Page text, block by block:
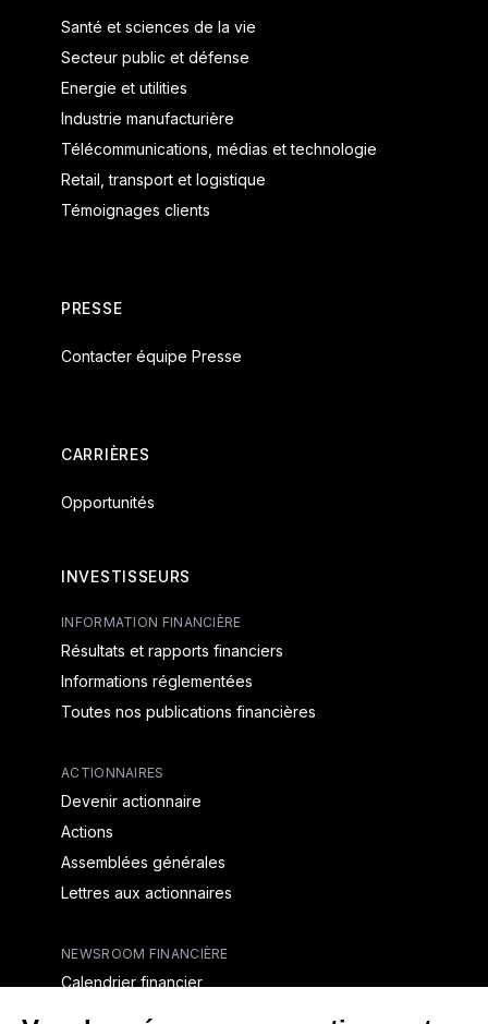
Santé et sciences de la vie
Secteur public et défense
Energie et utilities
Industrie manufacturière
Télécommunications, médias et technologie
Retail, transport et logistique
Témoignages clients
PRESSE
Contacter équipe Presse
CARRIÈRES
Opportunités
INVESTISSEURS
INFORMATION FINANCIÈRE
Résultats et rapports financiers
Informations réglementées
Toutes nos publications financières
ACTIONNAIRES
Devenir actionnaire
Actions
Assemblées générales
Lettres aux actionnaires
NEWSROOM FINANCIÈRE
Calendrier financier